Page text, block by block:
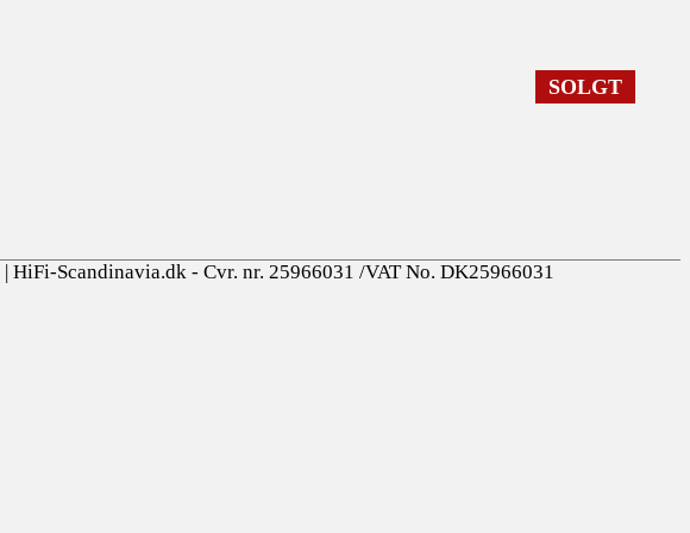
SOLGT
| HiFi-Scandinavia.dk - Cvr. nr. 25966031 /VAT No. DK25966031